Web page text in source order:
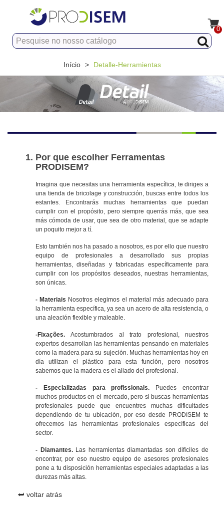
0
Início > Detalle-Herramientas
Por que escolher Ferramentas
PRODISEM?
Imagina que necesitas una herramienta específica, te diriges a
una tienda de bricolage y construcción, buscas entre todos los
estantes. Encontrarás muchas herramientas que puedan
cumplir con el propósito, pero siempre querrás más, que sea
más cómoda de usar, que sea de otro material, que se adapte
un poquito mejor a tí.
Esto también nos ha pasado a nosotros, es por ello que nuestro
equipo de profesionales a desarrollado sus propias
herramientas, diseñadas y fabricadas específicamente para
cumplir con los propósitos deseados, nuestras herramientas,
son únicas.
- Materiais Nosotros elegimos el material más adecuado para
la herramienta específica, ya sea un acero de alta resistencia, o
una aleación flexible y maleable.
-Fixações.Acostumbrados al trato profesional, nuestros
expertos desarrollan las herramientas pensando en materiales
como la madera para su sujeción. Muchas herramientas hoy en
día utilizan el plástico para esta función, pero nosotros
sabemos que la madera es el aliado del profesional.
- Especializadas para profissionais.
Puedes encontrar
muchos productos en el mercado, pero si buscas herramientas
profesionales puede que encuentres muchas dificultades
dependiendo de tu ubicación, por eso desde PRODISEM te
ofrecemos las herramientas profesionales específicas del
sector.
- Diamantes.Las herramientas diamantadas son dificiles de
encontrar, por eso nuestro equipo de asesores profesionales
pone a tu disposición herramientas especiales adaptadas a las
durezas más altas.
⮨ voltar atrás